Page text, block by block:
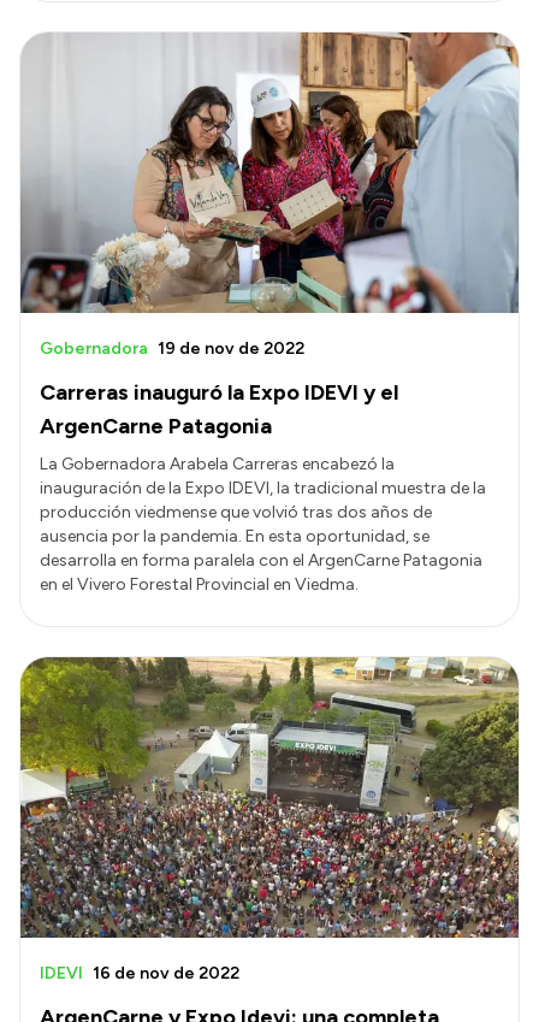
Carreras inauguró la Expo IDEVI y el
ArgenCarne Patagonia
Gobernadora 19 de nov de 2022
La Gobernadora Arabela Carreras encabezó la
inauguración de la Expo IDEVI, la tradicional muestra de la
producción viedmense que volvió tras dos años de
ausencia por la pandemia. En esta oportunidad, se
desarrolla en forma paralela con el ArgenCarne Patagonia
en el Vivero Forestal Provincial en Viedma.
ArgenCarne y Expo Idevi: una completa
IDEVI 16 de nov de 2022